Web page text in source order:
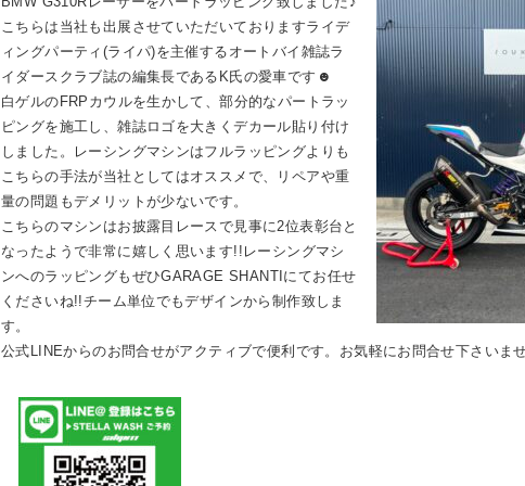
こちらは当社も出展させていただいておりますライデ
ィングパーティ(ライパ)を主催するオートバイ雑誌ラ
イダースクラブ誌の編集長であるK氏の愛車です☻
白ゲルのFRPカウルを生かして、部分的なパートラッ
ピングを施工し、雑誌ロゴを大きくデカール貼り付け
しました。レーシングマシンはフルラッピングよりも
こちらの手法が当社としてはオススメで、リペアや重
量の問題もデメリットが少ないです。
こちらのマシンはお披露目レースで見事に2位表彰台と
なったようで非常に嬉しく思います!!レーシングマシ
ンへのラッピングもぜひGARAGE SHANTIにてお任せ
くださいね!!チーム単位でもデザインから制作致しま
す。
公式LINEからのお問合せがアクティブで便利です。お気軽にお問合せ下さいま